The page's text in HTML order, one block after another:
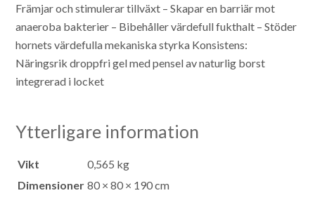
Främjar och stimulerar tillväxt – Skapar en barriär mot
anaeroba bakterier – Bibehåller värdefull fukthalt – Stöder
hornets värdefulla mekaniska styrka Konsistens:
Näringsrik droppfri gel med pensel av naturlig borst
integrerad i locket
Ytterligare information
Vikt
0,565 kg
Dimensioner 80 × 80 × 190 cm